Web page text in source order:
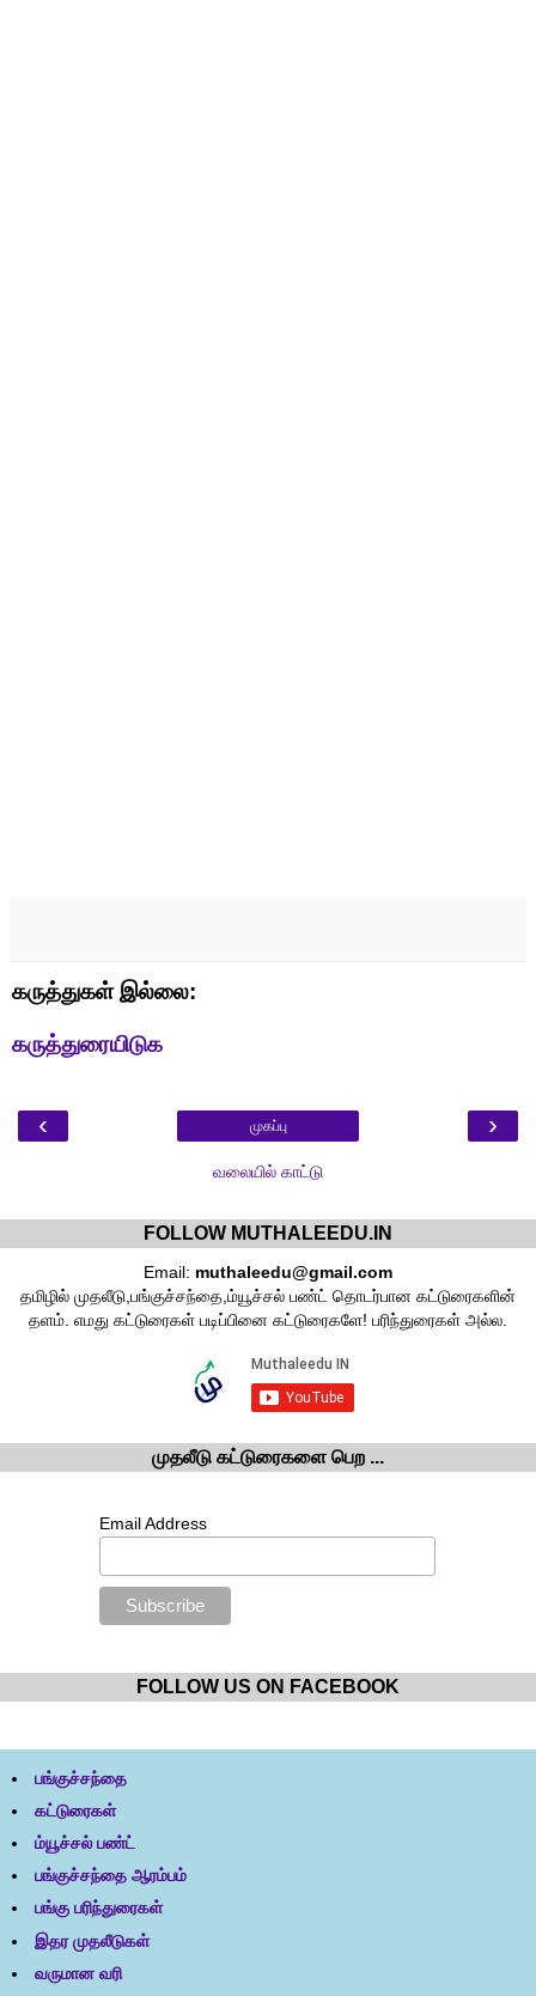
கருத்துகள் இல்லை:
கருத்துரையிடுக
‹ ›
முகப்பு
வலையில் காட்டு
FOLLOW MUTHALEEDU.IN
Email: muthaleedu@gmail.com
தமிழில் முதலீடு,பங்குச்சந்தை,ம்யூச்சல் பண்ட் தொடர்பான கட்டுரைகளின்
தளம். எமது கட்டுரைகள் படிப்பினை கட்டுரைகளே! பரிந்துரைகள் அல்ல.
முதலீடு கட்டுரைகளை பெற ...
Email Address
FOLLOW US ON FACEBOOK
பங்குச்சந்தை
கட்டுரைகள்
ம்யூச்சல் பண்ட்
பங்குச்சந்தை ஆரம்பம்
பங்கு பரிந்துரைகள்
இதர முதலீடுகள்
வருமான வரி